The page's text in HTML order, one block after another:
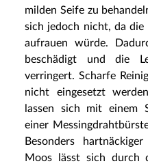
milden Seife zu
sich jedoch nicht, da die
aufrauen würde.
beschädigt und die
verringert. Scharfe
nicht eingesetzt
lassen sich mit einem
einer
Besonders
Moos lässt sich durch